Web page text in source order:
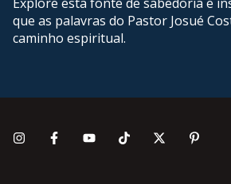
Explore esta fonte de sabedoria e
que as palavras do Pastor Josué
caminho espiritual.